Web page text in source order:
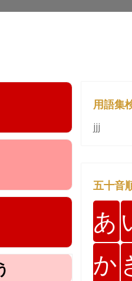
用語集
jjj
五十音
あ
か